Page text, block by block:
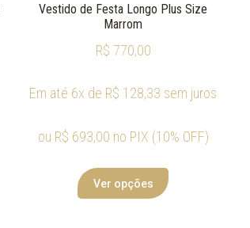
Vestido de Festa Longo Plus Size
Marrom
R$ 770,00
Em até 6x de R$ 128,33 sem juros
ou R$ 693,00 no PIX (10% OFF)
Ver opções